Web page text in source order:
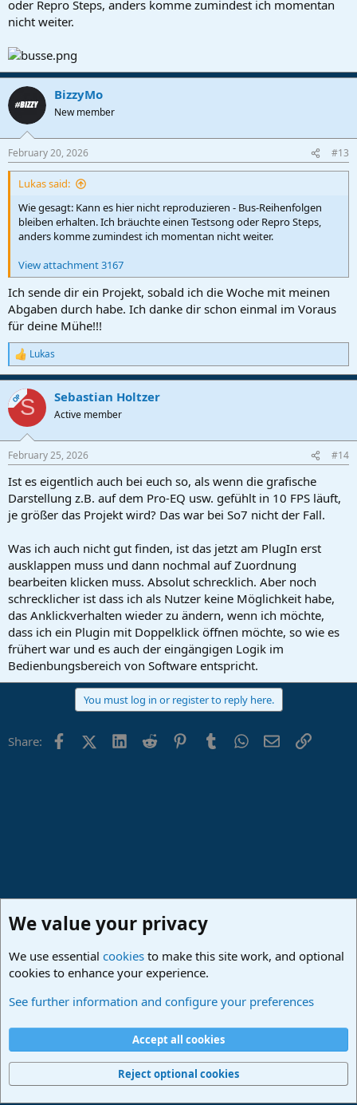
oder Repro Steps, anders komme zumindest ich momentan
nicht weiter.
BizzyMo
New member
February 20, 2026 #13
Lukas said:
Wie gesagt: Kann es hier nicht reproduzieren - Bus-Reihenfolgen
bleiben erhalten. Ich bräuchte einen Testsong oder Repro Steps,
anders komme zumindest ich momentan nicht weiter.
View attachment 3167
Ich sende dir ein Projekt, sobald ich die Woche mit meinen
Abgaben durch habe. Ich danke dir schon einmal im Voraus
für deine Mühe!!!
R
e
a
c
t
i
s
Lukas
OPS Sebastian Holtzer
Active member
February 25, 2026 #14
Ist es eigentlich auch bei euch so, als wenn die grafische
Darstellung z.B. auf dem Pro-EQ usw. gefühlt in 10 FPS läuft,
je größer das Projekt wird? Das war bei So7 nicht der Fall.
Was ich auch nicht gut finden, ist das jetzt am PlugIn erst
ausklappen muss und dann nochmal auf Zuordnung
bearbeiten klicken muss. Absolut schrecklich. Aber noch
schrecklicher ist dass ich als Nutzer keine Möglichkeit habe,
das Anklickverhalten wieder zu ändern, wenn ich möchte,
dass ich ein Plugin mit Doppelklick öffnen möchte, so wie es
frühert war und es auch der eingängigen Logik im
Bedienbungsbereich von Software entspricht.
You must log in or register to reply here.
Share: FacebookX (Twitter)
LinkedIn
Reddit PinterestTumblrWhatsApp
EmailLink
Terms and rules Privacy policy
Home
R
Community platform by XenForo® © 2010-2024 XenForo Ltd.
We value your privacy
We use essential cookies to make this site work, and optional
cookies to enhance your experience.
See further information and configure your preferences
Accept all cookies
Reject optional cookies